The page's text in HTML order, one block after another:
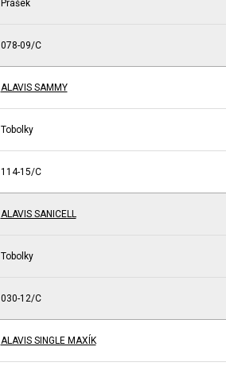
Prášek
078-09/C
ALAVIS SAMMY
Tobolky
114-15/C
ALAVIS SANICELL
Tobolky
030-12/C
ALAVIS SINGLE MAXÍK